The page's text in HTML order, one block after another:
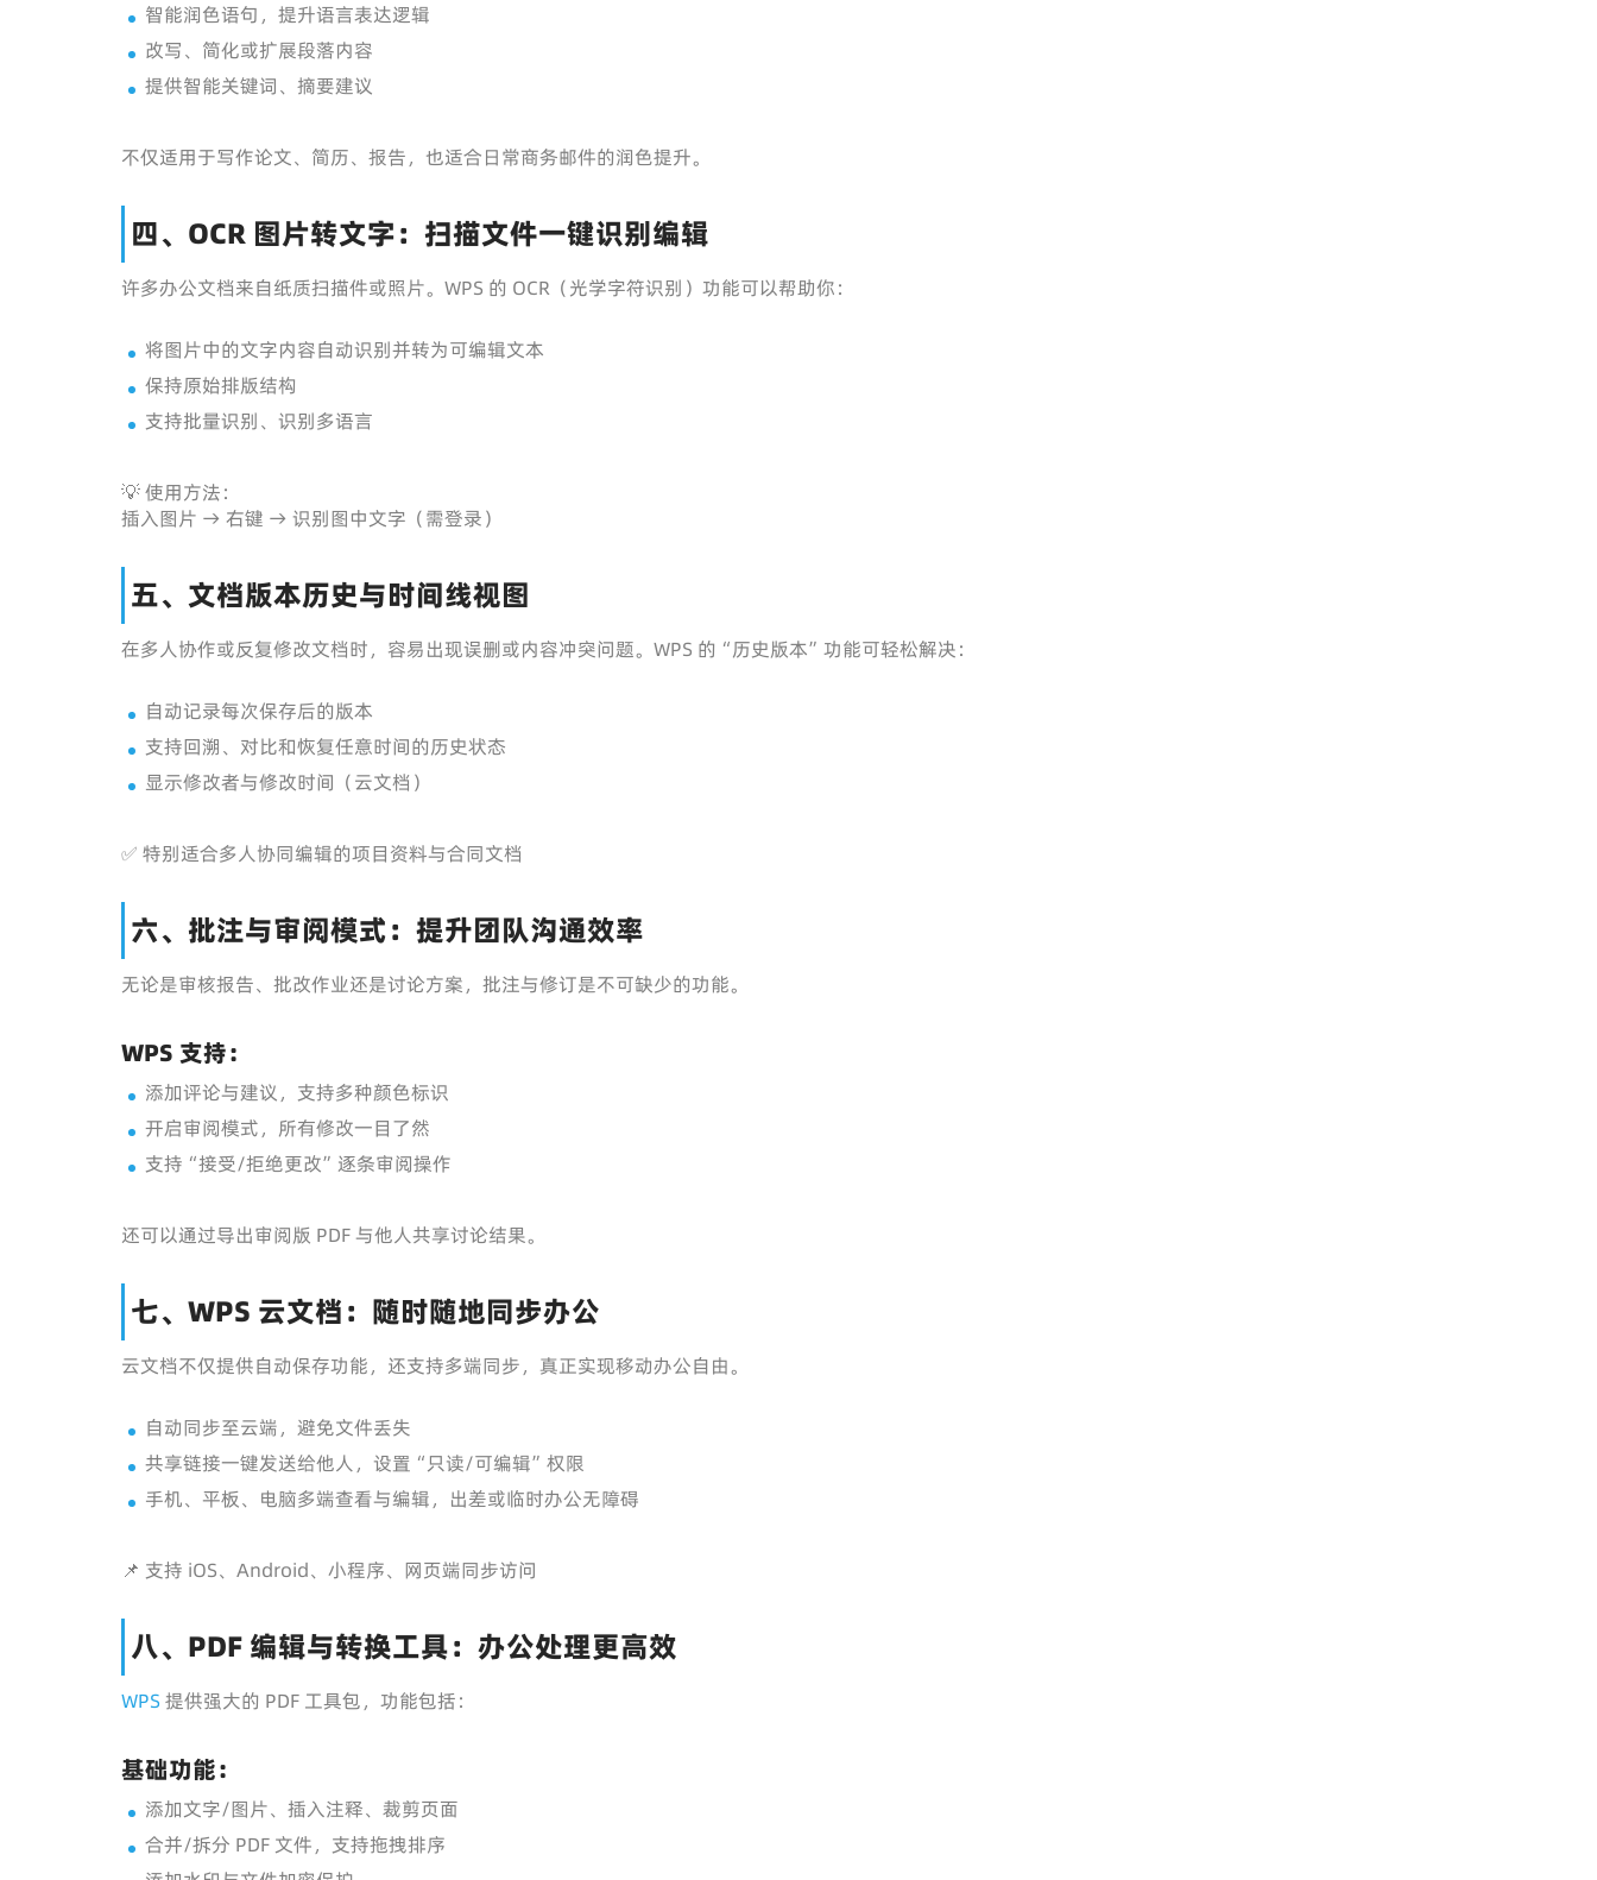
智能润色语句，提升语言表达逻辑
改写、简化或扩展段落内容
提供智能关键词、摘要建议
不仅适用于写作论文、简历、报告，也适合日常商务邮件的润色提升。
四、OCR 图片转文字：扫描文件一键识别编辑
许多办公文档来自纸质扫描件或照片。WPS 的 OCR（光学字符识别）功能可以帮助你：
将图片中的文字内容自动识别并转为可编辑文本
保持原始排版结构
支持批量识别、识别多语言
💡 使用方法：
插入图片 → 右键 → 识别图中文字（需登录）
五、文档版本历史与时间线视图
在多人协作或反复修改文档时，容易出现误删或内容冲突问题。WPS 的“历史版本”功能可轻松解决：
自动记录每次保存后的版本
支持回溯、对比和恢复任意时间的历史状态
显示修改者与修改时间（云文档）
✅ 特别适合多人协同编辑的项目资料与合同文档
六、批注与审阅模式：提升团队沟通效率
无论是审核报告、批改作业还是讨论方案，批注与修订是不可缺少的功能。
WPS 支持：
添加评论与建议，支持多种颜色标识
开启审阅模式，所有修改一目了然
支持“接受/拒绝更改”逐条审阅操作
还可以通过导出审阅版 PDF 与他人共享讨论结果。
七、WPS 云文档：随时随地同步办公
云文档不仅提供自动保存功能，还支持多端同步，真正实现移动办公自由。
自动同步至云端，避免文件丢失
共享链接一键发送给他人，设置“只读/可编辑”权限
手机、平板、电脑多端查看与编辑，出差或临时办公无障碍
📌 支持 iOS、Android、小程序、网页端同步访问
八、PDF 编辑与转换工具：办公处理更高效
WPS 提供强大的 PDF 工具包，功能包括：
基础功能：
添加文字/图片、插入注释、裁剪页面
合并/拆分 PDF 文件，支持拖拽排序